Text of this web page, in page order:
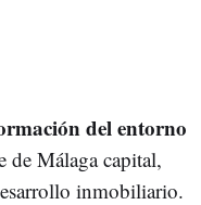
del entorno
de Málaga capital,
inmobiliario.